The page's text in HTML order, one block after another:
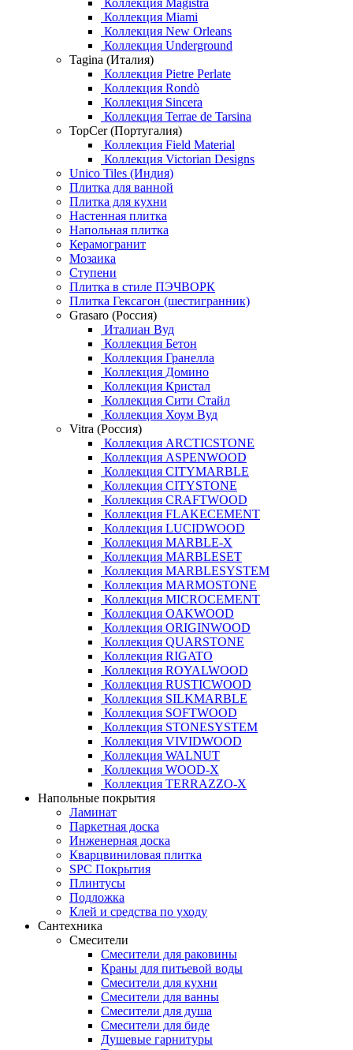
Коллекция Magistra
Коллекция Miami
Коллекция New Orleans
Коллекция Underground
Tagina (Италия)
Коллекция Pietre Perlate
Коллекция Rondò
Коллекция Sincera
Коллекция Terrae de Tarsina
TopCer (Португалия)
Коллекция Field Material
Коллекция Victorian Designs
Unico Tiles (Индия)
Плитка для ванной
Плитка для кухни
Настенная плитка
Напольная плитка
Керамогранит
Мозаика
Ступени
Плитка в стиле ПЭЧВОРК
Плитка Гексагон (шестигранник)
Grasaro (Россия)
Италиан Вуд
Коллекция Бетон
Коллекция Гранелла
Коллекция Домино
Коллекция Кристал
Коллекция Сити Стайл
Коллекция Хоум Вуд
Vitra (Россия)
Коллекция ARCTICSTONE
Коллекция ASPENWOOD
Коллекция CITYMARBLE
Коллекция CITYSTONE
Коллекция CRAFTWOOD
Коллекция FLAKECEMENT
Коллекция LUCIDWOOD
Коллекция MARBLE-X
Коллекция MARBLESET
Коллекция MARBLESYSTEM
Коллекция MARMOSTONE
Коллекция MICROCEMENT
Коллекция OAKWOOD
Коллекция ORIGINWOOD
Коллекция QUARSTONE
Коллекция RIGATO
Коллекция ROYALWOOD
Коллекция RUSTICWOOD
Коллекция SILKMARBLE
Коллекция SOFTWOOD
Коллекция STONESYSTEM
Коллекция VIVIDWOOD
Коллекция WALNUT
Коллекция WOOD-X
Коллекция ТЕRRАZZO-X
Напольные покрытия
Ламинат
Паркетная доска
Инженерная доска
Кварцвиниловая плитка
SPC Покрытия
Плинтусы
Подложка
Клей и средства по уходу
Сантехника
Смесители
Смесители для раковины
Краны для питьевой воды
Смесители для кухни
Смесители для ванны
Смесители для душа
Смесители для биде
Душевые гарнитуры